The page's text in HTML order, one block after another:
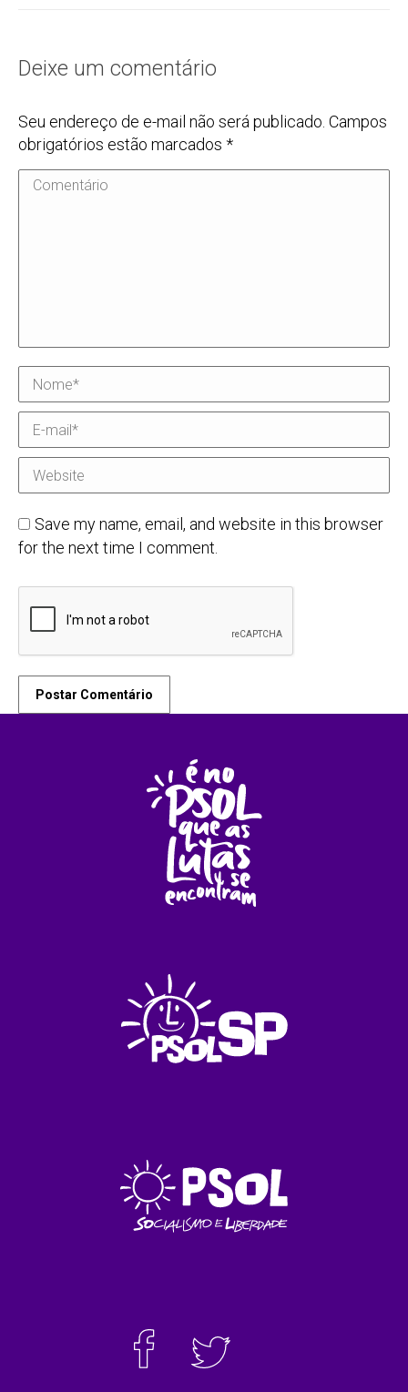
Deixe um comentário
Seu endereço de e-mail não será publicado. Campos
obrigatórios estão marcados *
Comentário
Nome *
E-mail *
Website
Save my name, email, and website in this browser
for the next time I comment.
Postar Comentário